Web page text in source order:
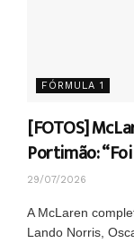
FÓRMULA 1
[FOTOS]
Portimão:
29/07/2026
A McLaren
Lando Norris,